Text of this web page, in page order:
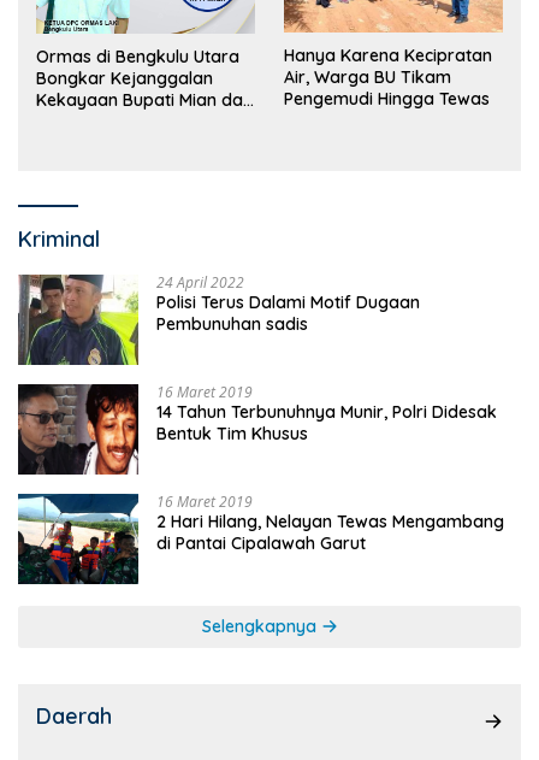
Ormas di Bengkulu Utara
Bongkar Kejanggalan
Kekayaan Bupati Mian dan
Hanya Karena Kecipratan
Air, Warga BU Tikam
Pengemudi Hingga Tewas
Kriminal
24 April 2022
Polisi Terus Dalami Motif Dugaan
Pembunuhan sadis
16 Maret 2019
14 Tahun Terbunuhnya Munir, Polri Didesak
Bentuk Tim Khusus
16 Maret 2019
2 Hari Hilang, Nelayan Tewas Mengambang
di Pantai Cipalawah Garut
Selengkapnya
Daerah